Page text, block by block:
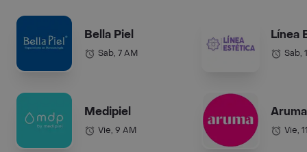
Bella Piel
Sab, 7 AM
Medipiel
Vie, 9 AM
Línea
Sab,
Vie,